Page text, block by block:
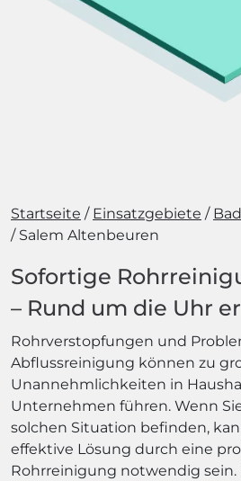
Startseite Einsatzgebiete
Salem Altenbeuren
Sofortige
– Rund um die Uhr
Rohrverstopfungen und
Abflussreinigung können zu
Unannehmlichkeiten in
Unternehmen führen. Wenn
solchen Situation befinden,
effektive Lösung durch eine
Rohrreinigung notwendig sein.